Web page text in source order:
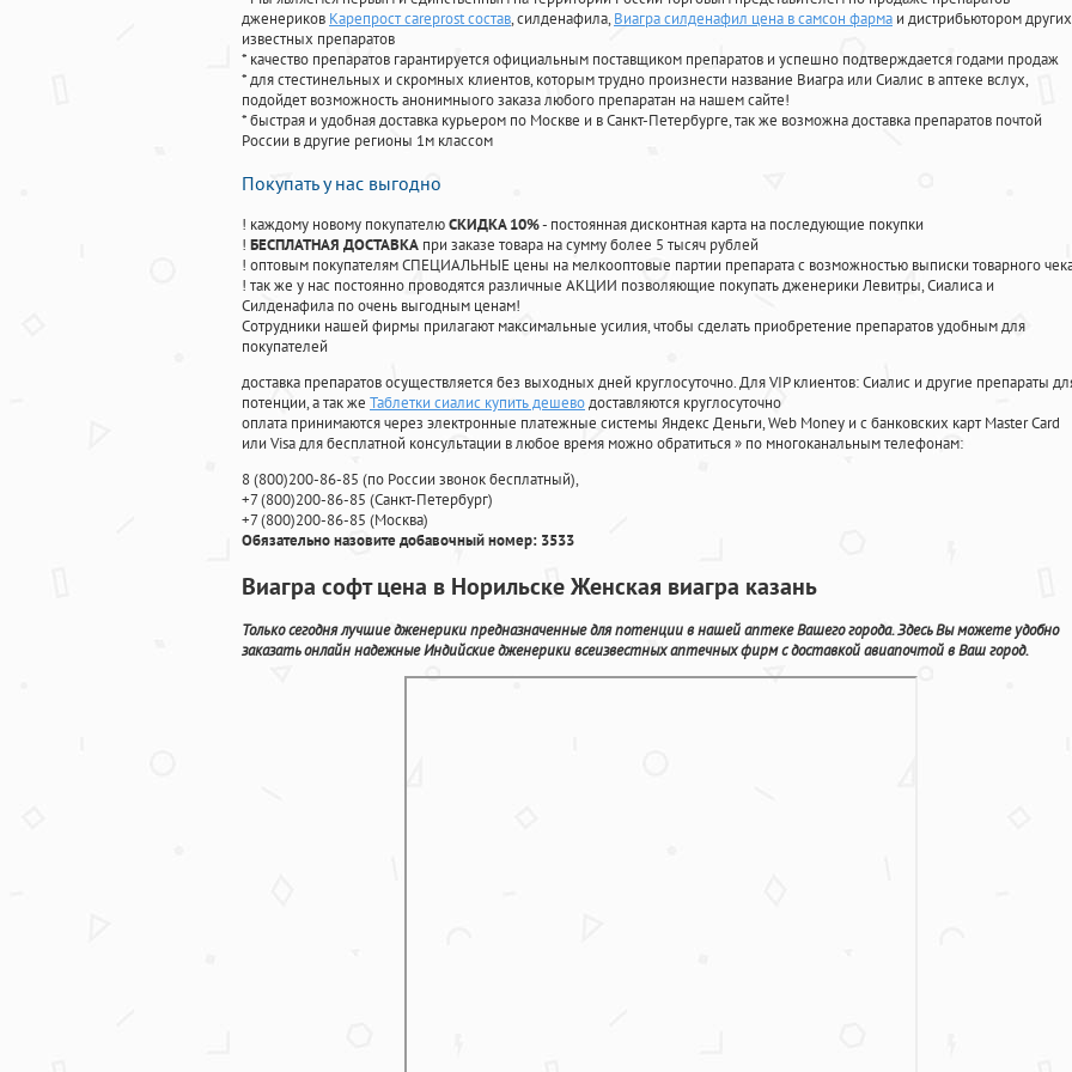
дженериков Карепрост careprost состав, силденафила, Виагра силденафил цена в самсон фарма и дистрибьютором других
известных препаратов
* качество препаратов гарантируется официальным поставщиком препаратов и успешно подтверждается годами продаж
* для стестинельных и скромных клиентов, которым трудно произнести название Виагра или Сиалис в аптеке вслух,
подойдет возможность анонимныого заказа любого препаратан на нашем сайте!
* быстрая и удобная доставка курьером по Москве и в Санкт-Петербурге, так же возможна доставка препаратов почтой
России в другие регионы 1м классом
Покупать у нас выгодно
! каждому новому покупателюСКИДКА 10%- постоянная дисконтная карта на последующие покупки
! БЕСПЛАТНАЯ ДОСТАВКА при заказе товара на сумму более 5 тысяч рублей
! оптовым покупателям СПЕЦИАЛЬНЫЕ цены на мелкооптовые партии препарата с возможностью выписки товарного
! так же у нас постоянно проводятся различные АКЦИИ позволяющие покупать дженерики Левитры, Сиалиса и
Силденафила по очень выгодным ценам!
Cотрудники нашей фирмы прилагают максимальные усилия, чтобы сделать приобретение препаратов удобным для
покупателей
доставка препаратов осуществляется без выходных дней круглосуточно. Для VIP клиентов: Сиалис и другие препараты
потенции, а так же Таблетки сиалис купить дешеводоставляются круглосуточно
оплата принимаются через электронные платежные системы Яндекс Деньги, Web Money и с банковских карт Master Card
или Visa для бесплатной консультации в любое время можно обратиться» по многоканальным телефонам:
8(800)200-86-85 (по России звонок бесплатный),
+7(800)200-86-85 (Санкт-Петербург)
+7(800)200-86-85 (Москва)
Обязательно назовите добавочный номер: 3533
Виагра софт цена в Норильске Женская виагра казань
Только сегодня лучшие дженерики предназначенные для потенции в нашей аптеке Вашего города. Здесь Вы можете удобно
заказать онлайн надежные Индийские дженерики всеизвестных аптечных фирм с доставкой авиапочтой в Ваш город.